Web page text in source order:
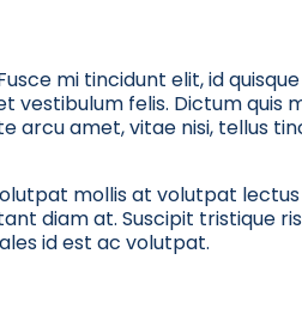
mi tincidunt elit, id
vestibulum felis. Dictum quis
arcu amet, vitae nisi, tellus
mollis at volutpat
diam at. Suscipit tristique
id est ac volutpat.